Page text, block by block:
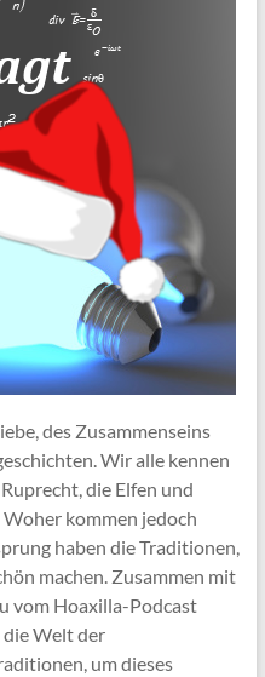
des Zusammenseins
Wir alle kennen
die Elfen und
kommen jedoch
haben die Traditionen,
machen. Zusammen mit
vom Hoaxilla-Podcast
Welt der
um dieses